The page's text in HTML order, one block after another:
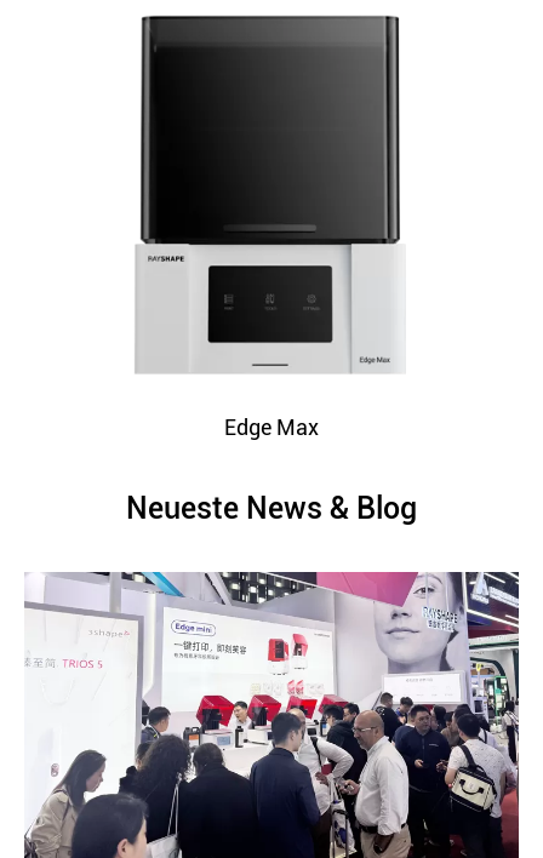
Edge Max
Neueste News & Blog